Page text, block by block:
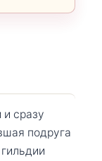
сразу
подруга